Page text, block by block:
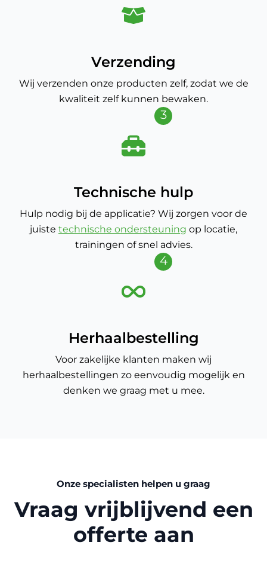
Verzending
Wij verzenden onze producten zelf, zodat we de
kwaliteit zelf kunnen bewaken.
3
Technische hulp
Hulp nodig bij de applicatie? Wij zorgen voor de
juiste technische ondersteuning op locatie,
trainingen of snel advies.
4
Herhaalbestelling
Voor zakelijke klanten maken wij
herhaalbestellingen zo eenvoudig mogelijk en
denken we graag met u mee.
Onze specialisten helpen u graag
Vraag vrijblijvend een
offerte aan